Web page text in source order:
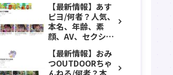
久保公園、本名、
年齢、誕生日、職
業、かわいい、彼
女などのプロフィ
ール、YouTubeチ
ャンネル紹介！
【最新情報】あす
ピヨ/何者？人気、
本名、年齢、素
顔、AV、セクシ
る、身長、出身、
学歴、経歴、仕事
【最新情報】おみ
つOUTDOORちゃ